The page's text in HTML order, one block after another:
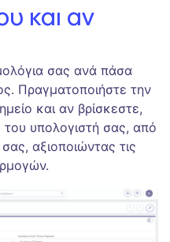
και αν
σας ανά πάσα
Πραγματοποιήστε την
και αν βρίσκεστε,
του υπολογιστή σας, από
αξιοποιώντας τις